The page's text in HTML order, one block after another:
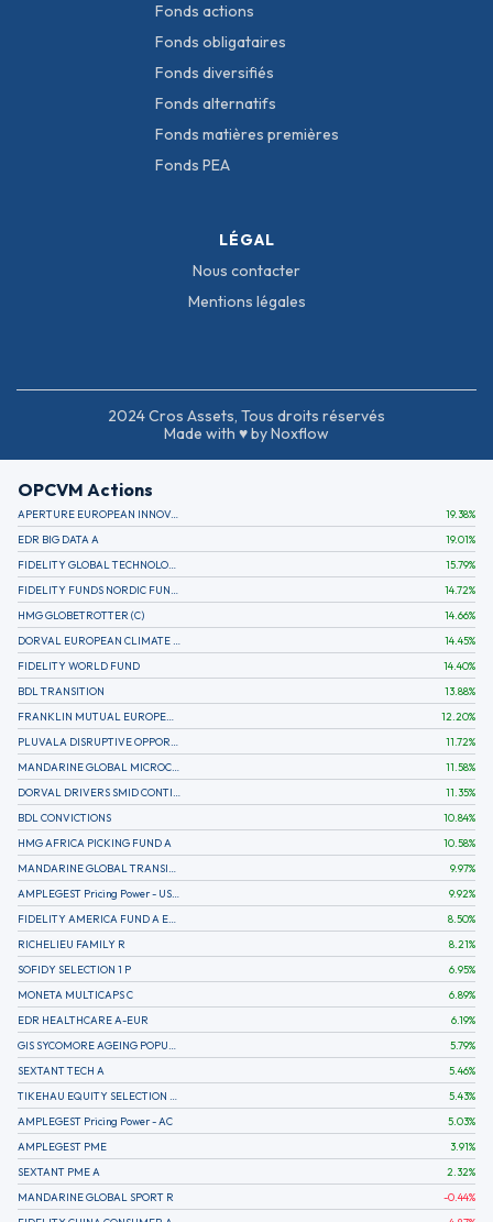
Fonds actions
Fonds obligataires
Fonds diversifiés
Fonds alternatifs
Fonds matières premières
Fonds PEA
LÉGAL
Nous contacter
Mentions légales
2024 Cros Assets, Tous droits réservés
Made with ♥ by Noxflow
OPCVM Actions
APERTURE EUROPEAN INNOVATION 19.38%
EDR BIG DATA A
19.01%
15.79%
14.72%
HMG GLOBETROTTER (C)
14.66%
14.45%
FIDELITY WORLD FUND
14.40%
BDL TRANSITION
13.88%
12.20%
11.72%
11.58%
11.35%
BDL CONVICTIONS
10.84%
HMG AFRICA PICKING FUND A
10.58%
9.97%
9.92%
8.50%
RICHELIEU FAMILY R
8.21%
SOFIDY SELECTION 1 P
6.95%
MONETA MULTICAPS C
6.89%
EDR HEALTHCARE A-EUR
6.19%
5.79%
SEXTANT TECH A
5.46%
5.43%
AMPLEGEST Pricing Power - AC
5.03%
AMPLEGEST PME
3.91%
SEXTANT PME A
2.32%
MANDARINE GLOBAL SPORT R
-0.44%